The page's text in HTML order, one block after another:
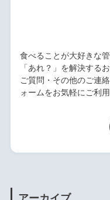
食べることが大好きな
「あれ？」を解決する
ご質問・その他のご連
ォームをお気軽にご利